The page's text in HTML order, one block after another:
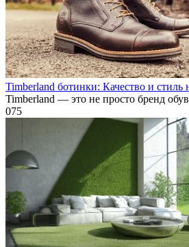
Timberland ботинки: Качество и стиль
Timberland — это не просто бренд
075